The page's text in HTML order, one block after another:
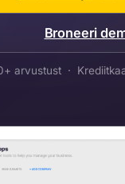
Broneeri
arvustust ·